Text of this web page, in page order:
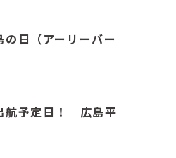
の日（アーリーバー
航予定日！ 広島平